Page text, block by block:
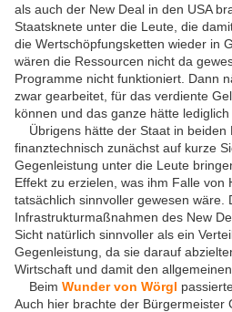
als auch der New Deal in den USA
Staatsknete unter die Leute, die
die Wertschöpfungsketten wieder in
wären die Ressourcen nicht da
Programme nicht funktioniert. Dann
zwar gearbeitet, für das verdiente
können und das ganze hätte
Übrigens hätte der Staat in beiden
finanztechnisch zunächst auf kurze
Gegenleistung unter die Leute
Effekt zu erzielen, was ihm Falle von
tatsächlich sinnvoller gewesen wäre.
Infrastrukturmaßnahmen des New
Sicht natürlich sinnvoller als ein
Gegenleistung, da sie darauf
Wirtschaft und damit den
Beim Wunder von Wörgl
Auch hier brachte der Bürgermeister